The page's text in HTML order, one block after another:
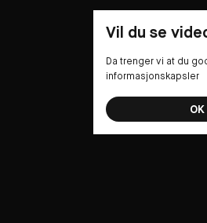
Vil du se
Da trenger vi at du
informasjonskapsler
OK